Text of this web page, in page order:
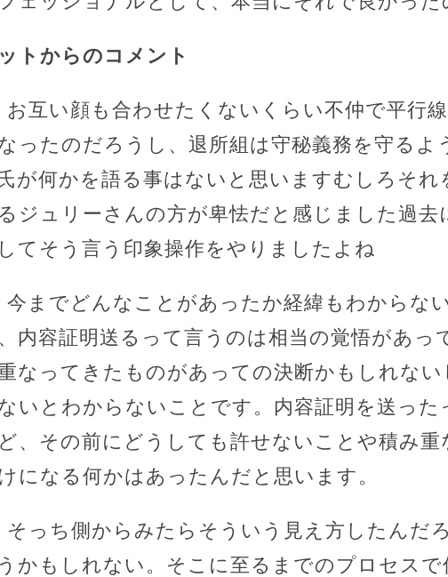
トからのコメント
お互い顔も合わせたくないくらい不仲で平行
ったのだろうし、退所組は守秘義務を守る
が何かを語る事はないと思いますむしろそ
ジュリーさんの方が卑怯だと感じました過去
てそう言う印象操作をやりましたよね
今までどんなことがあったか経緯もわからな
内容証明送るって言うのは相当の覚悟があ
なってきたものがあっての決断かもしれな
いとわからないことです。内容証明を送っ
、その前にどうしても許せないことや積み
になる何かはあったんだと思います。
そっち側からみたらそういう見え方したんだ
かもしれない。そこに至るまでのプロセス